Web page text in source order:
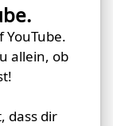
YouTube.
allein, ob
dass dir